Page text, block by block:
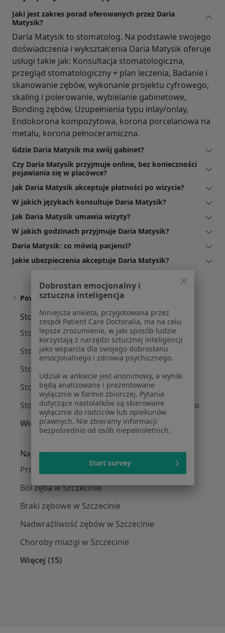
Jaki jest zakres porad oferowanych przez Daria
Matysik?
Daria Matysik to stomatolog. Na podstawie swojego
doświadczenia i wykształcenia Daria Matysik oferuje
usługi takie jak: Konsultacja stomatologiczna,
przegląd stomatologiczny + plan leczenia, Badanie i
skanowanie zębów, wykonanie projektu cyfrowego,
skaling i polerowanie, wybielanie gabinetowe,
Bonding zębów, Uzupełnienia typu inlay/onlay,
Endokorona kompozytowa, korona porcelanowa na
metalu, korona pełnoceramiczna.
Gdzie Daria Matysik ma swój gabinet?
Czy Daria Matysik przyjmuje online, bez konieczności
pojawiania się w placówce?
Jak Daria Matysik akceptuje płatności po wizycie?
W jakich językach konsultuje Daria Matysik?
Jak Daria Matysik umawia wizyty?
W jakich godzinach przyjmuje Daria Matysik?
Daria Matysik: co mówią pacjenci?
Jakie ubezpieczenia akceptuje Daria Matysik?
Powiązane wyszukiwania
Stomatolodzy w pobliżu
Stomatolodzy Prawobrzeże
Stomatolodzy Gumieńce
Stomatolodzy Dąbie
Stomatolodzy Osów
Stomatolodzy Wielgowo-Sławociesze-Zdunowo
Więcej (2)
Więcej w kategorii: Stomatolodzy w pobliżu
Najczęście leczone choroby
Próchnica w Szczecinie
Ból zęba w Szczecinie
Braki zębowe w Szczecinie
Nadwrażliwość zębów w Szczecinie
Choroby miazgi w Szczecinie
Więcej (15)
Dobrostan emocjonalny i
sztuczna inteligencja
Niniejsza ankieta, przygotowana przez
zespół Patient Care Doctoralia, ma na celu
lepsze zrozumienie, w jaki sposób ludzie
korzystają z narzędzi sztucznej inteligencji
jako wsparcia dla swojego dobrostanu
emocjonalnego i zdrowia psychicznego.
Udział w ankiecie jest anonimowy, a wyniki
będą analizowane i prezentowane
wyłącznie w formie zbiorczej. Pytania
dotyczące nastolatków są skierowane
wyłącznie do rodziców lub opiekunów
prawnych. Nie zbieramy informacji
bezpośrednio od osób niepełnoletnich.
Start survey